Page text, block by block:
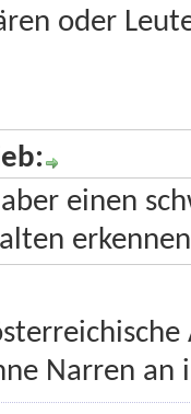
oder
einen
Narren an